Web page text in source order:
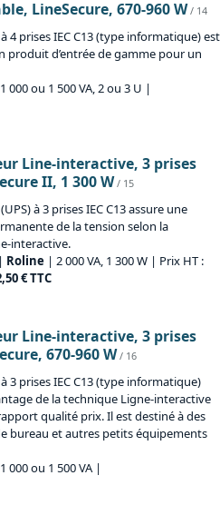
LineSecure, 670-960 W / 14
4 prises IEC C13 (type informatique) est
produit d’entrée de gamme pour un
000 ou 1 500 VA, 2 ou 3 U |
Line-interactive, 3 prises
II, 1 300 W / 15
à 3 prises IEC C13 assure une
de la tension selon la
interactive.
| Roline | 2 000 VA, 1 300 W | Prix HT :
€ TTC
Line-interactive, 3 prises
670-960 W / 16
3 prises IEC C13 (type informatique)
de la technique Ligne-interactive
qualité prix. Il est destiné à des
bureau et autres petits équipements
000 ou 1 500 VA |